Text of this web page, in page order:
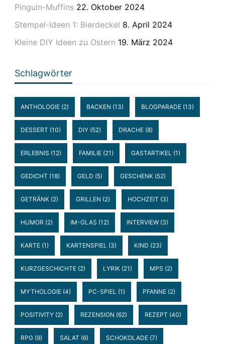
Pinguin-Muffins 22. Oktober 2024
Stempel-Ideen 1: Bierdeckel 8. April 2024
Kleine DIY Ideen zu Ostern 19. März 2024
Schlagwörter
ANTHOLOGIE(2) BACKEN (13) BLOGPARADE(13)
DESSERT (10) DIY(52) DRACHE(8)
ERLEBNIS (12) FAMILIE(21) GASTARTIKEL (1)
GEDICHT (18) GELD (5) GESCHENK(52)
GETRÄNK(2) GRILLEN (2) HOCHZEIT (3)
HUMOR (2) IM-GLAS (12) INTERVIEW(3)
KARTE(1) KARTENSPIEL (3) KIND (23)
KURZGESCHICHTE(2) LYRIK(21) MPS (2)
MYTHOLOGIE(4) PC-SPIEL (1) PFANNE(2)
POSITIVITY(2) REZENSION (62) REZEPT (40)
RPG(9) SALAT (6) SCHOKOLADE(7)